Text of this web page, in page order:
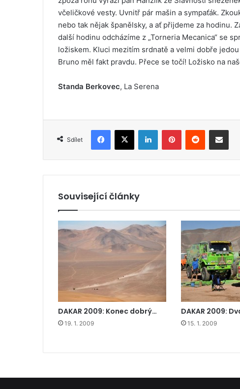
včeličkové vesty. Uvnitř pár mašin a sympaťák.
nebo tak nějak španělsky, a ať přijdeme za hodinu.
další hodinu odcházíme z „Torneria Mecanica“ se
ložiskem. Kluci mezitím srdnatě a velmi dobře
Bruno měl fakt pravdu. Přece se točí! Ložisko na
Standa Berkovec, La Serena
Sdílet
Související články
DAKAR 2009: Konec dobrý…
19. 1. 2009
DAKAR 2009:
15. 1. 2009